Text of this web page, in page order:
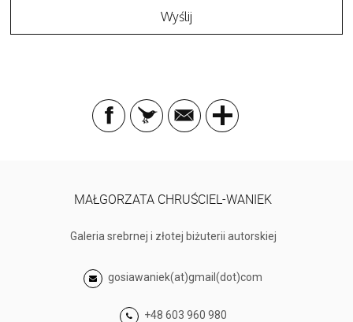
MAŁGORZATA CHRUŚCIEL-WANIEK
Galeria srebrnej i złotej biżuterii autorskiej
gosiawaniek(at)gmail(dot)com
+48 603 960 980